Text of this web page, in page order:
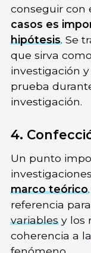
conseguir con
casos es
hipótesis. Se
que sirva
investigación
prueba
investigación.
4.
Un punto
marco teórico
referencia
variablesy los
coherencia a